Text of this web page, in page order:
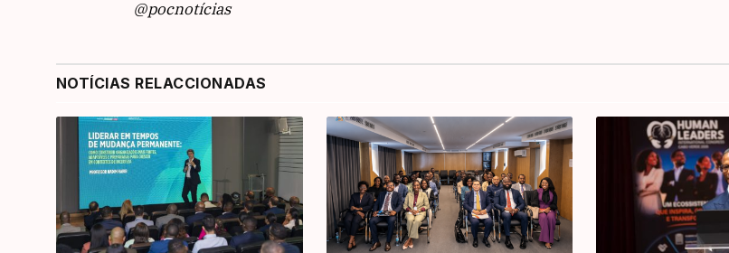
@pocnotícias
NOTÍCIAS RELACCIONADAS